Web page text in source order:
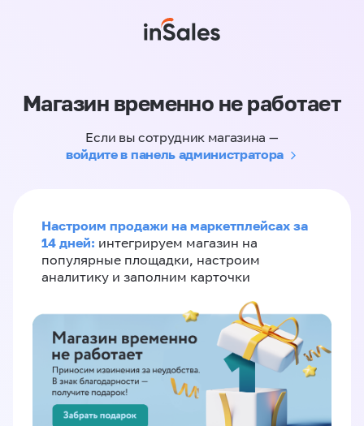
Магазин временно не работает
Если вы сотрудник магазина —
войдите в панель администратора
Настроим продажи на маркетплейсах за
14 дней: интегрируем магазин на
популярные площадки, настроим
аналитику и заполним карточки